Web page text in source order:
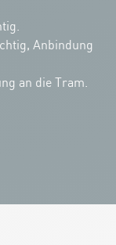
Anbindung
an die Tram.
under